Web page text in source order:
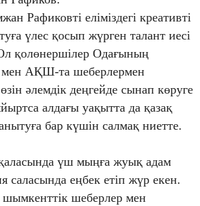
Рафиковті еліміздегі креативті
үлес қосып жүрген талант иесі
қолөнершілер Одағының
мен АҚШ-та шеберлермен
әлемдік деңгейде сынап көруге
алдағы уақытта да қазақ
бар күшін салмақ ниетте.
үш мыңға жуық адам
саласында еңбек етіп жүр екен.
шеберлер мен